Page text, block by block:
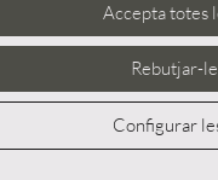
Accepta totes
Rebutjar-
Configurar